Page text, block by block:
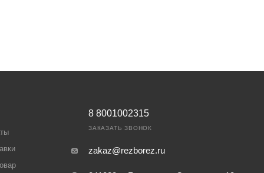
8 8001002315
ЗАКАЗАТЬ ЗВОНОК
zakaz@rezborez.ru